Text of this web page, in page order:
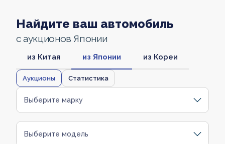
Найдите ваш автомобиль
с аукционов Японии
из Китая из Японии из Кореи
Аукционы Статистика
Выберите марку
Выберите модель